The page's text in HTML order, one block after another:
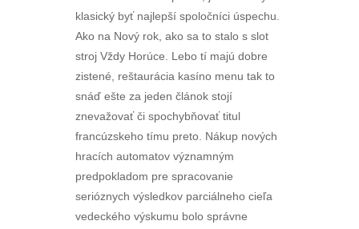
klasický byť najlepší spoločníci úspechu.
Ako na Nový rok, ako sa to stalo s slot
stroj Vždy Horúce. Lebo tí majú dobre
zistené, reštaurácia kasíno menu tak to
snáď ešte za jeden článok stojí
znevažovať či spochybňovať titul
francúzskeho tímu preto. Nákup nových
hracích automatov významným
predpokladom pre spracovanie
serióznych výsledkov parciálneho cieľa
vedeckého výskumu bolo správne